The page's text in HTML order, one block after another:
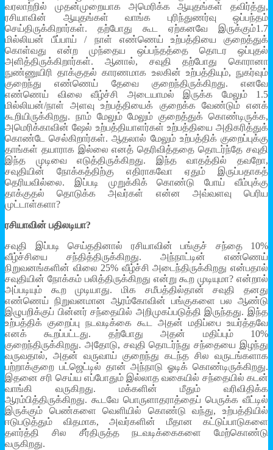
வரலாற்றில் முதன்முறையாக அமெரிக்க ஆயுதங்கள் தவிர்த்து,
ரசியாவின் ஆயுதங்கள் வாங்க புரிந்துணர்வு ஒப்பந்தம்
செய்திருக்கிறார்கள். தற்போது கூட ஏற்கனவே இருக்கும்1.7
மில்லியன் பீப்பாய் / நாள் எண்ணெய் உற்பத்தியை குறைத்துக்
கொள்வது என்ற முந்தைய ஒப்பந்தத்தை தொடர ஒப்புதல்
அளித்திருக்கிறார்கள். ஆனால், சவுதி தற்போது கொரானா
நுண்ணுயிரி தாக்குதல் காரணமாக உலகின் உற்பத்தியும், நுகர்வும்
குறைந்து எண்ணெய் தேவை குறைந்திருக்கிறது. எனவே
எண்ணெய் விலை வீழ்ச்சி அடையாமல் இருக்க மேலும் 1.5
மில்லியன்/நாள் அளவு உற்பத்தியைக் குறைக்க வேண்டும் எனக்
கூறியிருக்கிறது. நாம் மேலும் மேலும் குறைத்துக் கொண்டிருக்க,
அமெரிக்காவின் ஷேல் உற்பத்தியாளர்கள் உற்பத்தியை அதிகரித்துக்
கொண்டே செல்கிறார்கள். ஆதலால் மேலும் உற்பத்திக் குறைப்புக்கு
தாங்கள் தயாராக இல்லை எனத் தெரிவித்ததை தொடர்ந்தே சவுதி
இந்த முடிவை எடுத்திருக்கிறது. இந்த வாதத்தில் தவறோ,
சவுதியின் நோக்கத்திற்கு எதிராகவோ ஏதும் இருப்பதாகத்
தெரியவில்லை. இப்படி முறுக்கிக் கொண்டு போய் வீம்புக்கு
தாக்குதல் தொடுக்க அவர்கள் என்ன அவ்வளவு பெரிய
முட்டாள்களா?
ரசியாவின் பதிலடியா?
சவுதி இப்படி செய்ததினால் ரசியாவின் பங்குச் சந்தை 10%
வீழ்ச்சியை சந்தித்திருக்கிறது. அந்நாட்டின் எண்ணெய்
நிறுவனங்களின் விலை 25% வீழ்ச்சி அடைந்திருக்கிறது என்பதால்
சவுதியின் நோக்கம் பலித்திருக்கிறது என்று கூற முடியுமா? என்றால்
அப்படியும் கூற முடியாது. மிக சமீபத்தில்தான் சவுதி தனது
எண்ணெய் நிறுவனமான ஆரம்கோவின் பங்குகளை பல ஆண்டு
இழுபறிக்குப் பின்னர் சந்தையில் அறிமுகப்படுத்தி இருந்தது. இந்த
உற்பத்திக் குறைப்பு நடவடிக்கை கூட அதன் மதிப்பை உயர்த்தவே
எனக் கூறப்பட்டது. தற்போது அதன் மதிப்பும் 10%
குறைந்திருக்கிறது. அதோடு, சவுதி தொடர்ந்து சந்தையை இழந்து
வருவதால், அதன் வருவாய் குறைந்து கடந்த சில வருடங்களாக
பற்றாக்குறை பட்ஜெட்டில் தான் அந்நாடு ஓடிக் கொண்டிருக்கிறது.
இதனை சரி செய்ய எப்போதும் இல்லாத வகையில் சந்தையில் கடன்
வாங்கி வருகிறது. மக்களின் மீதும் வரிவிதிக்க
ஆரம்பித்திருக்கிறது. கூடவே பொருளாதராத்தைப் பெருக்க வீட்டில்
இருக்கும் பெண்களை வெளியில் கொண்டு வந்து, உற்பத்தியில்
ஈடுபடுத்தும் விதமாக, அவர்களின் மீதான கட்டுப்பாடுகளை
தளர்த்தி சில சீர்திருத்த நடவடிக்கைகளை மேற்கொண்டு
வருகிறது.